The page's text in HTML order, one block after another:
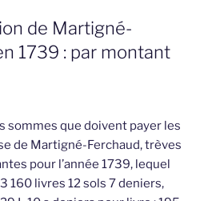
de Martigné-
1739 : par montant
sommes que doivent payer les
de Martigné-Ferchaud, trèves
pour l’année 1739, lequel
160 livres 12 sols 7 deniers,